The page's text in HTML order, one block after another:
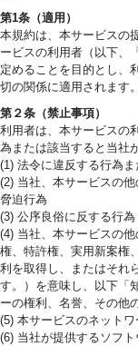
第1条（適用）
本規約は、本サービスの
ービスの利用者（以下、
定めることを目的とし、
切の関係に適用されます。
第２条（禁止事項）
利用者は、本サービスの
為または該当すると当社
(1) 法令に違反する行為
(2) 当社、本サービスの
脅迫行為
(3) 公序良俗に反する行為
(4) 当社、本サービスの
権、特許権、実用新案権
利を取得し、またはそれ
す。）を意味し、以下「
ーの権利、名誉、その他
(5) 本サービスのネット
(6) 当社が提供するソフ